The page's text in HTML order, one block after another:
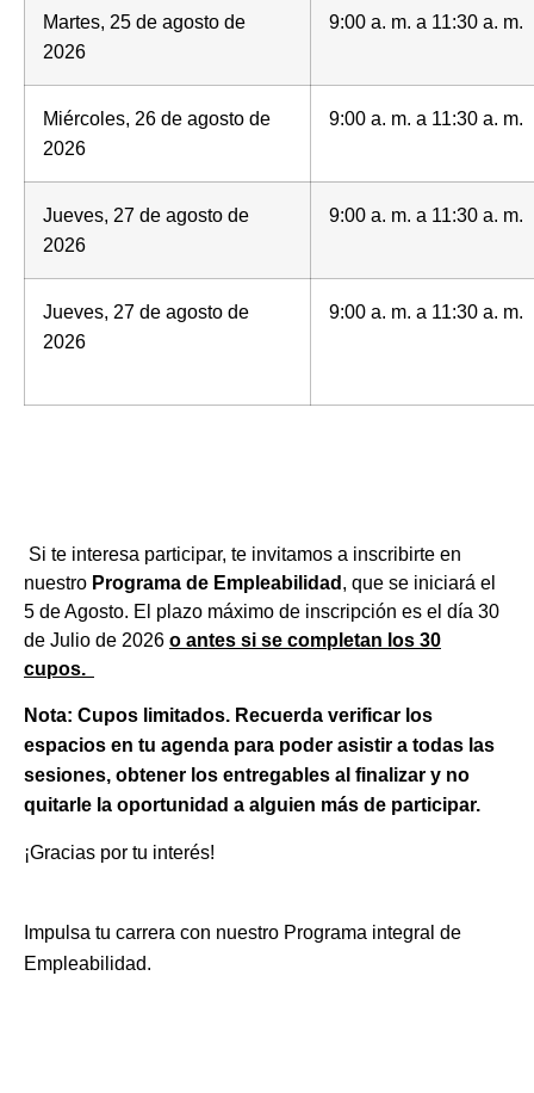
Martes, 25 de agosto de
2026
9:00 a. m. a 11:30 a. m.
Miércoles, 26 de agosto de
2026
9:00 a. m. a 11:30 a. m.
Jueves, 27 de agosto de
2026
9:00 a. m. a 11:30 a. m.
Jueves, 27 de agosto de
2026
9:00 a. m. a 11:30 a. m.
Si te interesa participar, te invitamos a inscribirte en
nuestro Programa de Empleabilidad , que se iniciará el
5 de Agosto. El plazo máximo de inscripción es el día 30
de Julio de 2026 o antes si se completan los 30
cupos.
Nota: Cupos limitados. Recuerda verificar los
espacios en tu agenda para poder asistir a todas las
sesiones, obtener los entregables al finalizar y no
quitarle la oportunidad a alguien más de participar.
¡Gracias por tu interés!
Impulsa tu carrera con nuestro Programa integral de
Empleabilidad.